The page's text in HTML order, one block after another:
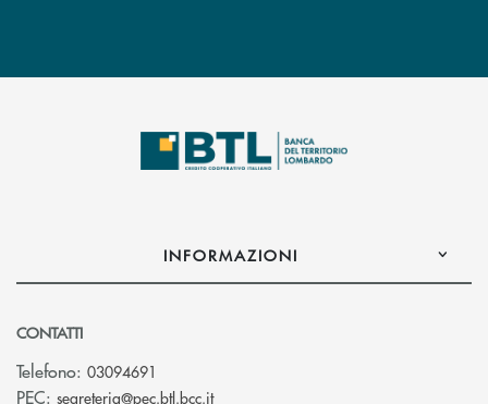
INFORMAZIONI
CONTATTI
Telefono: 03094691
PEC: segreteria@pec.btl.bcc.it(si apre l’app di posta elettronica)